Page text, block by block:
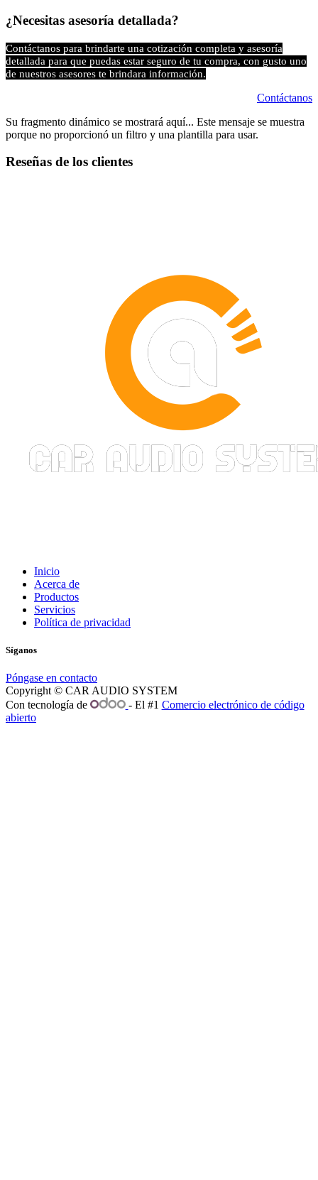
¿Necesitas asesoría detallada?
Contáctanos para brindarte una cotización completa y asesoría
detallada para que puedas estar seguro de tu compra, con gusto uno
de nuestros asesores te brindara información.
Contáctanos
Su fragmento dinámico se mostrará aquí... Este mensaje se muestra
porque no proporcionó un filtro y una plantilla para usar.
Reseñas de los clientes
Inicio
Acerca de
Productos
Servicios
Política de privacidad
Síganos
Póngase en contacto
Copyright © CAR AUDIO SYSTEM
Con tecnología de
- El #1 Comercio electrónico de código
abierto